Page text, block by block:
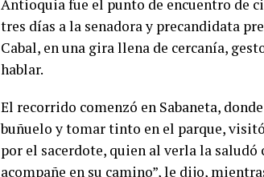
Antioquia fue el punto de encuentro de
tres días a la senadora y precandidata
Cabal, en una gira llena de cercanía,
hablar.
El recorrido comenzó en Sabaneta,
buñuelo y tomar tinto en el parque,
por el sacerdote, quien al verla la
acompañe en su camino”, le dijo,